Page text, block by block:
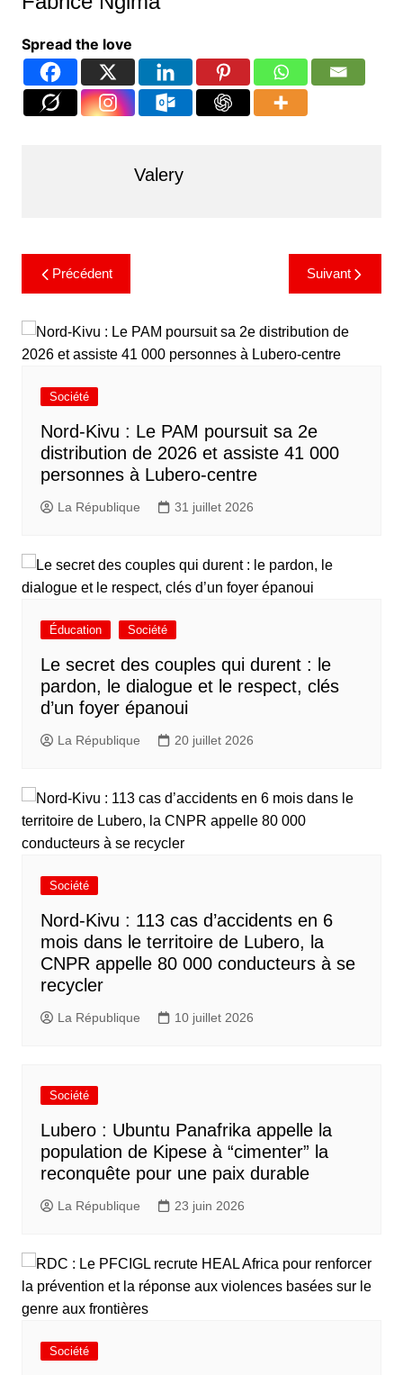
Spread the love
Valery
Précédent Suivant
Société
Nord-Kivu : Le PAM poursuit sa 2e
distribution de 2026 et assiste 41 000
personnes à Lubero-centre
La République 31 juillet 2026
Éducation Société
Le secret des couples qui durent : le
pardon, le dialogue et le respect, clés
d’un foyer épanoui
La République 20 juillet 2026
Société
Nord-Kivu : 113 cas d’accidents en 6
mois dans le territoire de Lubero, la
CNPR appelle 80 000 conducteurs à se
recycler
La République 10 juillet 2026
Société
Lubero : Ubuntu Panafrika appelle la
population de Kipese à “cimenter” la
reconquête pour une paix durable
La République 23 juin 2026
Société